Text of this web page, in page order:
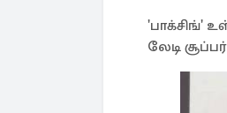
'பாக்சிங்'
லேடி